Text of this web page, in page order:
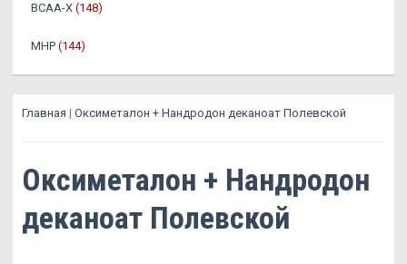
BCAA-X (148)
MHP (144)
Главная | Оксиметалон + Нандродон деканоат Полевской
Оксиметалон + Нандродон
деканоат Полевской